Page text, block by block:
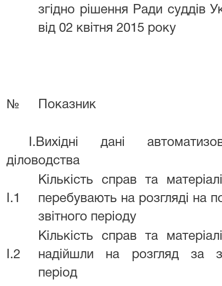
згідно рішення Ради суддів
від 02 квітня 2015 року
№ Показник
I.Вихідні дані
діловодства
I.1
Кількість справ та
перебувають на розгляді на
звітного періоду
I.2
Кількість справ та
надійшли на розгляд за
період